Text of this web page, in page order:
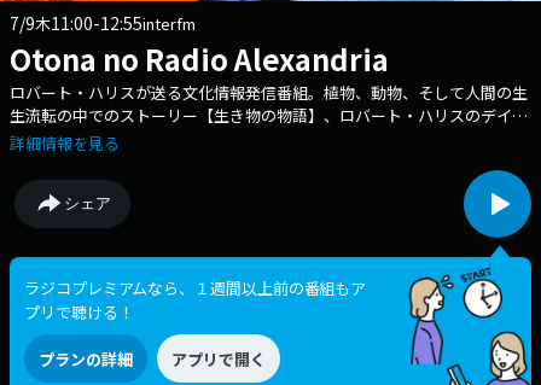
7/9木11:00-12:55interfm
Otona no Radio Alexandria
ロバート・ハリスが送る文化情報発信番組。植物、動物、そして人間の生
生流転の中でのストーリー【生き物の物語】、ロバート・ハリスのデイリ
ーエッセイ【SELF PORTRAIT】、過去とイマを繋ぐ名曲たちをオンエア
ら、”様々な生き方”のヒントを共有していきます。 番組Webサイト：
https://jfn-pods.com/program/57661 メッセージフォーム：
https://form.jfn.co.jp/alexandria/message Xアカウントは
「@alexinterfm」
詳細情報を見る
シェア
ラジコプレミアムなら、１週間以上前の番組もア
プリで聴ける！
プランの詳細 アプリで開く